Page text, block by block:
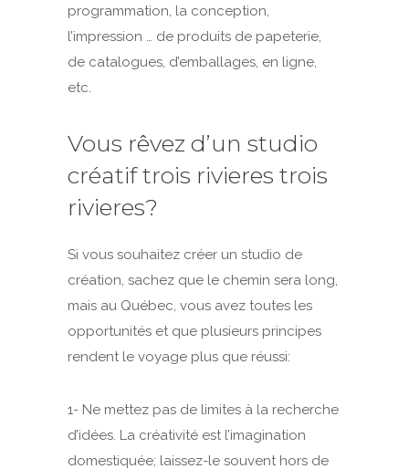
programmation, la conception,
l’impression … de produits de papeterie,
de catalogues, d’emballages, en ligne,
etc.
Vous rêvez d’un studio
créatif trois rivieres trois
rivieres?
Si vous souhaitez créer un studio de
création, sachez que le chemin sera long,
mais au Québec, vous avez toutes les
opportunités et que plusieurs principes
rendent le voyage plus que réussi:
1- Ne mettez pas de limites à la recherche
d’idées. La créativité est l’imagination
domestiquée; laissez-le souvent hors de